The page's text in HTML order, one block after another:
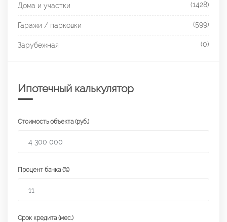
Дома и участки (1428)
Гаражи / парковки (599)
Зарубежная (0)
Ипотечный калькулятор
Стоимость объекта (руб.)
Процент банка (%)
Срок кредита (мес.)